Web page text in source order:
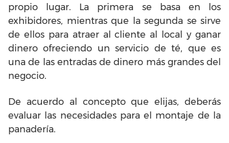
propio lugar. La primera se basa en los
exhibidores, mientras que la segunda se sirve
de ellos para atraer al cliente al local y ganar
dinero ofreciendo un servicio de té, que es
una de las entradas de dinero más grandes del
negocio.
De acuerdo al concepto que elijas, deberás
evaluar las necesidades para el montaje de la
panadería.